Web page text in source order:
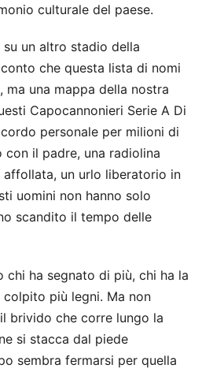
culturale del paese.
un altro stadio della
che questa lista di nomi
ma una mappa della nostra
Capocannonieri Serie A Di
personale per milioni di
il padre, una radiolina
affollata, un urlo liberatorio in
uomini non hanno solo
scandito il tempo delle
chi ha segnato di più, chi ha la
più legni. Ma non
brivido che corre lungo la
si stacca dal piede
sembra fermarsi per quella